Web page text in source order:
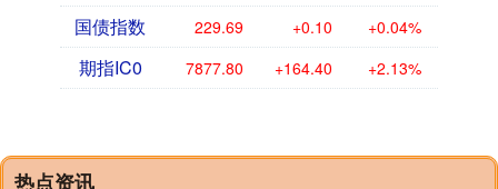
国债指数 229.69 +0.10 +0.04%
期指IC0 7877.80 +164.40 +2.13%
热点资讯